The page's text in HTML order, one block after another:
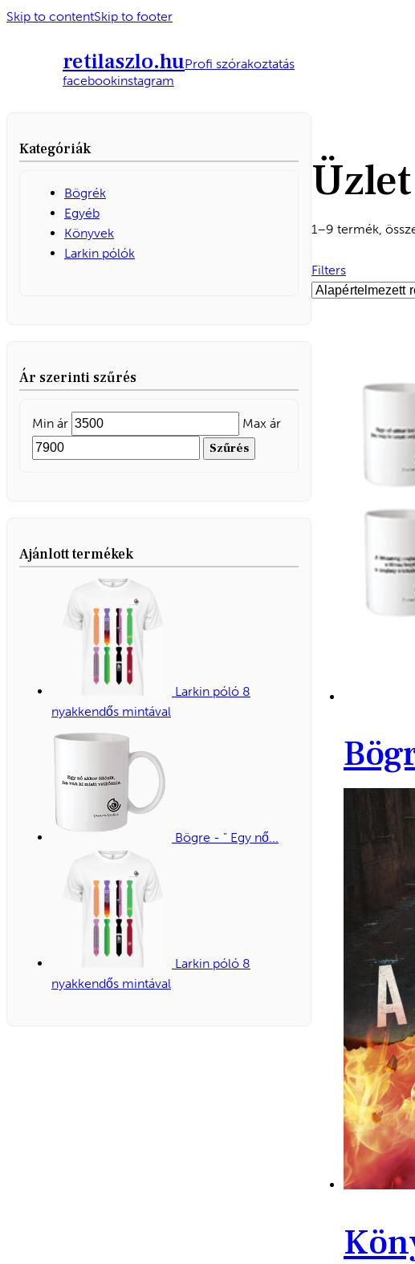
Skip to contentSkip to footer
retilaszlo.huProfi szórakoztatás
facebookinstagram
Kategóriák
Bögrék
Egyéb
Könyvek
Larkin pólók
Ár szerinti szűrés
Min ár
Max ár
Szűrés
Ajánlott termékek
Larkin póló 8
nyakkendős mintával
Bögre - " Egy nő...
Larkin póló 8
nyakkendős mintával
Üzlet
1–9 termék,
Filters